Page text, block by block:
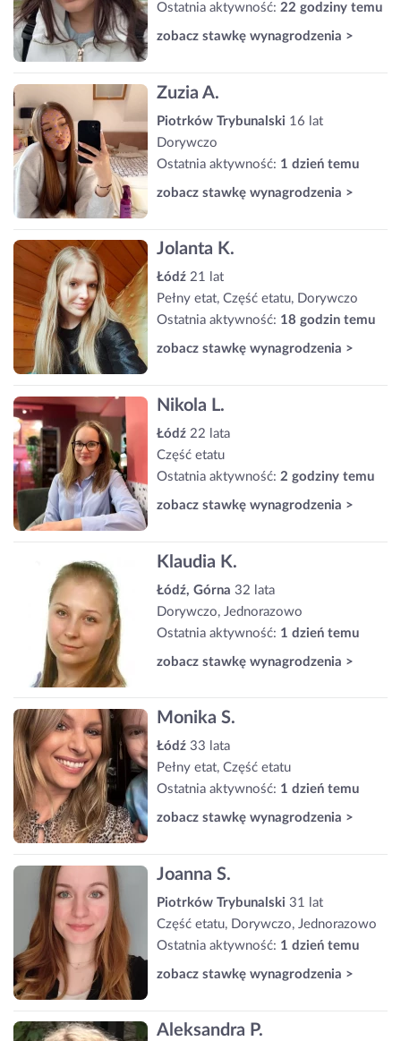
Ostatnia aktywność: 22 godziny temu
zobacz stawkę wynagrodzenia >
Zuzia A.
Piotrków Trybunalski 16 lat
Dorywczo
Ostatnia aktywność: 1 dzień temu
zobacz stawkę wynagrodzenia >
Jolanta K.
Łódź 21 lat
Pełny etat, Część etatu, Dorywczo
Ostatnia aktywność: 18 godzin temu
zobacz stawkę wynagrodzenia >
Nikola L.
Łódź 22 lata
Część etatu
Ostatnia aktywność: 2 godziny temu
zobacz stawkę wynagrodzenia >
Klaudia K.
Łódź, Górna 32 lata
Dorywczo, Jednorazowo
Ostatnia aktywność: 1 dzień temu
zobacz stawkę wynagrodzenia >
Monika S.
Łódź 33 lata
Pełny etat, Część etatu
Ostatnia aktywność: 1 dzień temu
zobacz stawkę wynagrodzenia >
Joanna S.
Piotrków Trybunalski 31 lat
Część etatu, Dorywczo, Jednorazowo
Ostatnia aktywność: 1 dzień temu
zobacz stawkę wynagrodzenia >
Aleksandra P.